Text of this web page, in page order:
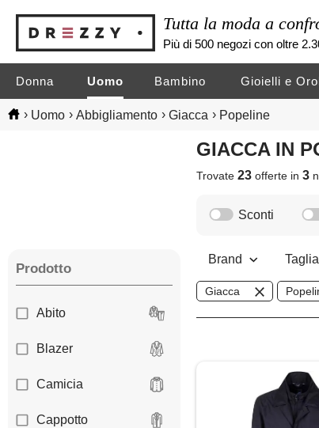
Tutta la moda a
Più di 500 negozi con oltre
Donna Uomo Bambino Gioielli e
› Uomo › Abbigliamento › Giacca › Popeline
GIACCA IN
Trovate23 offerte in3
Prodotto
Abito
Blazer
Camicia
Cappotto
Sconti
Brand Taglia
Giacca